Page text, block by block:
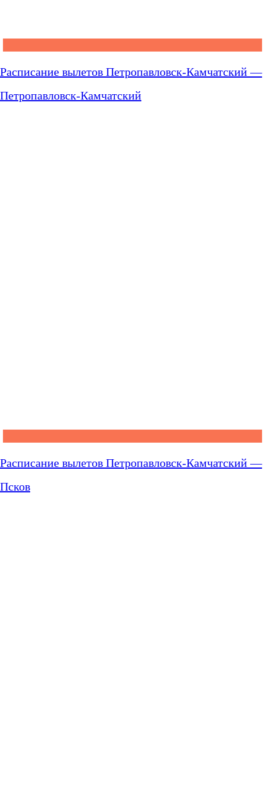
Расписание вылетов Петропавловск-Камчатский —
Петропавловск-Камчатский
Расписание вылетов Петропавловск-Камчатский —
Псков